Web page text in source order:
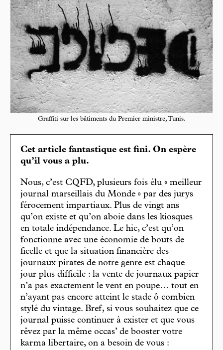
Graffiti sur les bâtiments du Premier ministre, Tunis.
Cet article fantastique est fini. On espère
qu’il vous a plu.
Nous, c’est CQFD, plusieurs fois élu « meilleur
journal marseillais du Monde » par des jurys
férocement impartiaux. Plus de vingt ans
qu’on existe et qu’on aboie dans les kiosques
en totale indépendance. Le hic, c’est qu’on
fonctionne avec une économie de bouts de
ficelle et que la situation financière des
journaux pirates de notre genre est chaque
jour plus difficile : la vente de journaux papier
n’a pas exactement le vent en poupe… tout en
n’ayant pas encore atteint le stade ô combien
stylé du vintage. Bref, si vous souhaitez que ce
journal puisse continuer à exister et que vous
rêvez par la même occas’ de booster votre
karma libertaire, on a besoin de vous :